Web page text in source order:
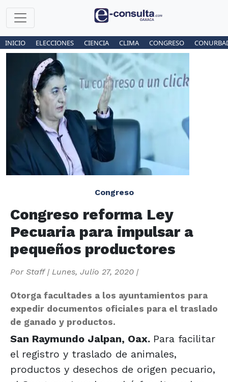
INICIO ELECCIONES CIENCIA CLIMA CONGRESO
Congreso
Congreso reforma Ley
Pecuaria para impulsar a
pequeños productores
Por Staff| Lunes, Julio 27, 2020 |
Otorga facultades a los ayuntamientos para
expedir documentos oficiales para el traslado
de ganado y productos.
San Raymundo Jalpan, Oax. Para facilitar
el registro y traslado de animales,
productos y desechos de origen pecuario,